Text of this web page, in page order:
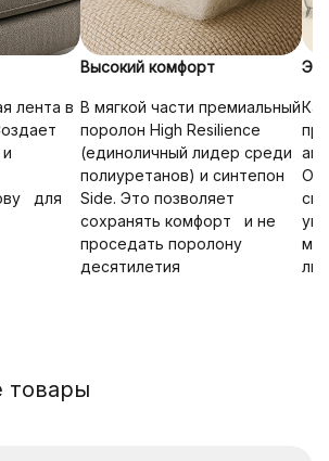
лента в
для
Высокий комфорт
В мягкой части премиальный
поролон High Resilience
(единоличный лидер среди
полиуретанов) и синтепон
Side. Это позволяет
сохранять комфорт и не
проседать поролону
десятилетия
товары